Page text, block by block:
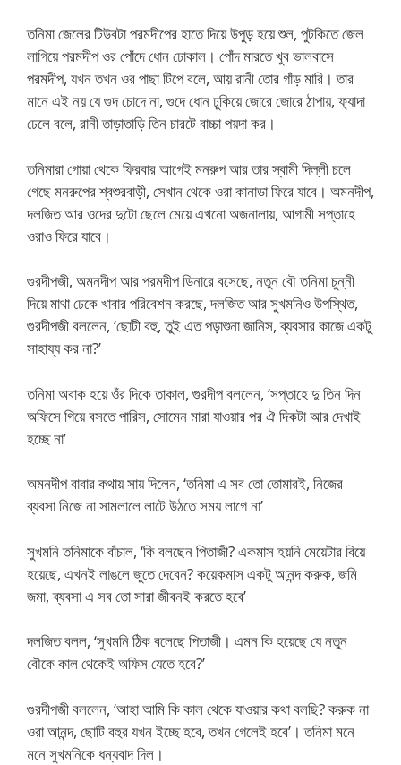
তনিমা জেলের টিউবটা পরমদীপের হাতে দিয়ে উপুড় হয়ে শুল, পুটকিতে জেল
লাগিয়ে পরমদীপ ওর পোঁদে ধোন ঢোকাল। পোঁদ মারতে খুব ভালবাসে
পরমদীপ, যখন তখন ওর পাছা টিপে বলে, আয় রানী তোর গাঁড় মারি। তার
মানে এই নয় যে গুদ চোদে না, গুদে ধোন ঢুকিয়ে জোরে জোরে ঠাপায়, ফ্যাদা
ঢেলে বলে, রানী তাড়াতাড়ি তিন চারটে বাচ্চা পয়দা কর।
তনিমারা গোয়া থেকে ফিরবার আগেই মনরুপ আর তার স্বামী দিল্লী চলে
গেছে মনরুপের শ্বশুরবাড়ী, সেখান থেকে ওরা কানাডা ফিরে যাবে। অমনদীপ,
দলজিত আর ওদের দুটো ছেলে মেয়ে এখনো অজনালায়, আগামী সপ্তাহে
ওরাও ফিরে যাবে।
গুরদীপজী, অমনদীপ আর পরমদীপ ডিনারে বসেছে, নতুন বৌ তনিমা চুন্নী
দিয়ে মাথা ঢেকে খাবার পরিবেশন করছে, দলজিত আর সুখমনিও উপস্থিত,
গুরদীপজী বললেন, ‘ছোটী বহু, তুই এত পড়াশুনা জানিস, ব্যবসার কাজে একটু
সাহায্য কর না?’
তনিমা অবাক হয়ে ওঁর দিকে তাকাল, গুরদীপ বললেন, ‘সপ্তাহে দু তিন দিন
অফিসে গিয়ে বসতে পারিস, সোমেন মারা যাওয়ার পর ঐ দিকটা আর দেখাই
হচ্ছে না’
অমনদীপ বাবার কথায় সায় দিলেন, ‘তনিমা এ সব তো তোমারই, নিজের
ব্যবসা নিজে না সামলালে লাটে উঠতে সময় লাগে না’
সুখমনি তনিমাকে বাঁচাল, ‘কি বলছেন পিতাজী? একমাস হয়নি মেয়েটার বিয়ে
হয়েছে, এখনই লাঙলে জুতে দেবেন? কয়েকমাস একটু আনন্দ করুক, জমি
জমা, ব্যবসা এ সব তো সারা জীবনই করতে হবে’
দলজিত বলল, ‘সুখমনি ঠিক বলেছে পিতাজী। এমন কি হয়েছে যে নতুন
বৌকে কাল থেকেই অফিস যেতে হবে?’
গুরদীপজী বললেন, ‘আহা আমি কি কাল থেকে যাওয়ার কথা বলছি? করুক না
ওরা আনন্দ, ছোটি বহুর যখন ইচ্ছে হবে, তখন গেলেই হবে’। তনিমা মনে
মনে সুখমনিকে ধন্যবাদ দিল।